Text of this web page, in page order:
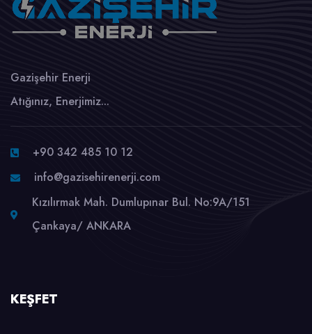
Gazişehir Enerji
Atığınız, Enerjimiz...
+90 342 485 10 12
info@gazisehirenerji.com
Kızılırmak Mah. Dumlupınar Bul. No:9A/151
Çankaya/ ANKARA
KEŞFET